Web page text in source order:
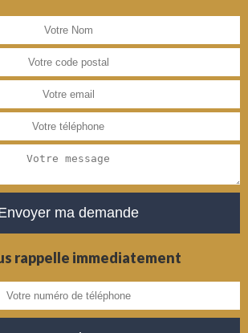
rappelle immediatement